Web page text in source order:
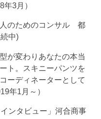
3月）
のためのコンサル 都
中)
が変わりあなたの本当
ト。スキニーパンツを
ーディネーターとして
年1月～）
ンタビュー」河合商事